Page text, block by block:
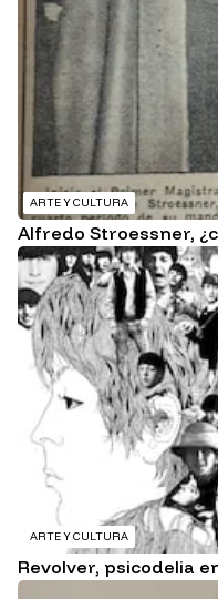
ARTE Y CULTURA
Alfredo Stroessner,
ARTE Y CULTURA
Revolver, psicodelia